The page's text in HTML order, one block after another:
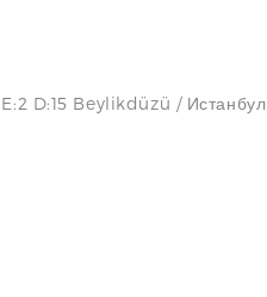
D:15 Beylikdüzü / Истанбул